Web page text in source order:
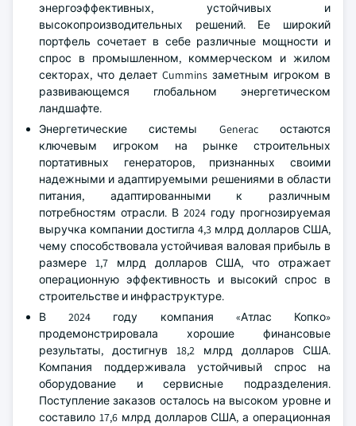
энергоэффективных, устойчивых и
высокопроизводительных решений. Ее широкий
портфель сочетает в себе различные мощности и
спрос в промышленном, коммерческом и жилом
секторах, что делает Cummins заметным игроком в
развивающемся глобальном энергетическом
ландшафте.
Энергетические системы Generac остаются
ключевым игроком на рынке строительных
портативных генераторов, признанных своими
надежными и адаптируемыми решениями в области
питания, адаптированными к различным
потребностям отрасли. В 2024 году прогнозируемая
выручка компании достигла 4,3 млрд долларов США,
чему способствовала устойчивая валовая прибыль в
размере 1,7 млрд долларов США, что отражает
операционную эффективность и высокий спрос в
строительстве и инфраструктуре.
В 2024 году компания «Атлас Копко»
продемонстрировала хорошие финансовые
результаты, достигнув 18,2 млрд долларов США.
Компания поддерживала устойчивый спрос на
оборудование и сервисные подразделения.
Поступление заказов осталось на высоком уровне и
составило 17,6 млрд долларов США, а операционная